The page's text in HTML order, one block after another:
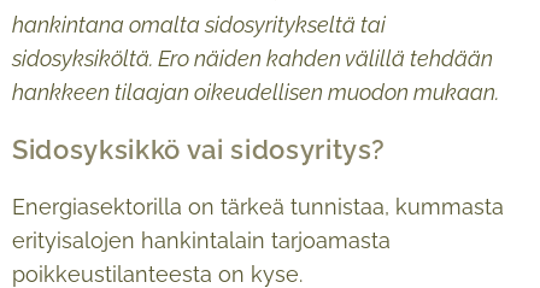
hankintana omalta sidosyritykseltä tai
sidosyksiköltä. Ero näiden kahden välillä tehdään
hankkeen tilaajan oikeudellisen muodon mukaan.
Sidosyksikkö vai sidosyritys?
Energiasektorilla on tärkeä tunnistaa, kummasta
erityisalojen hankintalain tarjoamasta
poikkeustilanteesta on kyse.